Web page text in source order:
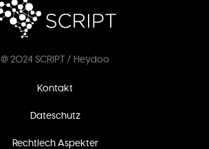
@ 2024 SCRIPT / Heydoo
Kontakt
Dateschutz
Rechtlech Aspekter